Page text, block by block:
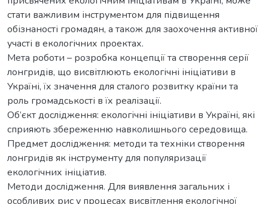
стати важливим інструментом для підвищення
обізнаності громадян, а також для заохочення активної
участі в екологічних проектах.
Мета роботи – розробка концепції та створення серії
лонгридів, що висвітлюють екологічні ініціативи в
Україні, їх значення для сталого розвитку країни та
роль громадськості в їх реалізації.
Об’єкт дослідження: екологічні ініціативи в Україні, які
сприяють збереженню навколишнього середовища.
Предмет дослідження: методи та техніки створення
лонгридів як інструменту для популяризації
екологічних ініціатив.
Методи дослідження. Для виявлення загальних і
особливих рис у процесах висвітлення екологічної